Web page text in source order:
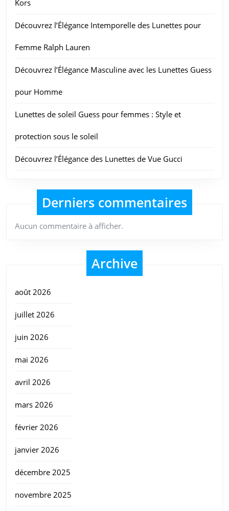
Kors
Découvrez l’Élégance Intemporelle des Lunettes pour
Femme Ralph Lauren
Découvrez l’Élégance Masculine avec les Lunettes Guess
pour Homme
Lunettes de soleil Guess pour femmes : Style et
protection sous le soleil
Découvrez l’Élégance des Lunettes de Vue Gucci
Derniers commentaires
Aucun commentaire à afficher.
Archive
août 2026
juillet 2026
juin 2026
mai 2026
avril 2026
mars 2026
février 2026
janvier 2026
décembre 2025
novembre 2025